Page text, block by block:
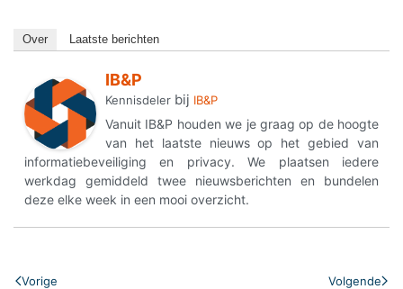
Over Laatste berichten
IB&P
Kennisdeler bij IB&P
Vanuit IB&P houden we je graag op de hoogte
van het laatste nieuws op het gebied van
informatiebeveiliging en privacy. We plaatsen iedere
werkdag gemiddeld twee nieuwsberichten en bundelen
deze elke week in een mooi overzicht.
Vorige Volgende